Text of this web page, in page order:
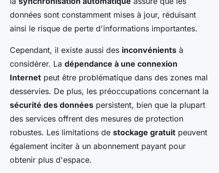
données sont constamment mises à jour, réduisant
ainsi le risque de perte d'informations importantes.
Cependant, il existe aussi des inconvénients à
considérer. La dépendance à une connexion
Internet peut être problématique dans des zones mal
desservies. De plus, les préoccupations concernant la
sécurité des données persistent, bien que la plupart
des services offrent des mesures de protection
robustes. Les limitations de stockage gratuit peuvent
également inciter à un abonnement payant pour
obtenir plus d'espace.